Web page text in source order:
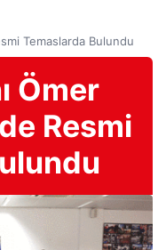
Temaslarda Bulundu
Ömer
Resmi